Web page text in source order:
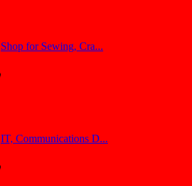
Shop for Sewing, Cra...
IT, Communications D...